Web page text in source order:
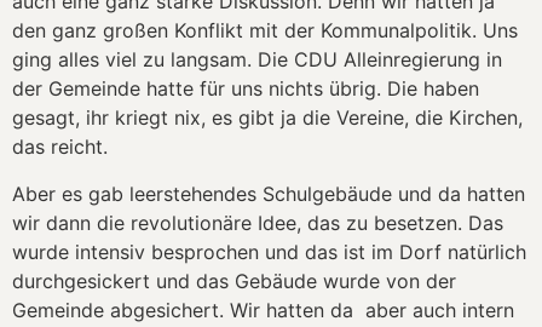
den ganz großen Konflikt mit der Kommunalpolitik. Uns
ging alles viel zu langsam. Die CDU Alleinregierung in
der Gemeinde hatte für uns nichts übrig. Die haben
gesagt, ihr kriegt nix, es gibt ja die Vereine, die Kirchen,
das reicht.
Aber es gab leerstehendes Schulgebäude und da hatten
wir dann die revolutionäre Idee, das zu besetzen. Das
wurde intensiv besprochen und das ist im Dorf natürlich
durchgesickert und das Gebäude wurde von der
Gemeinde abgesichert. Wir hatten da aber auch intern